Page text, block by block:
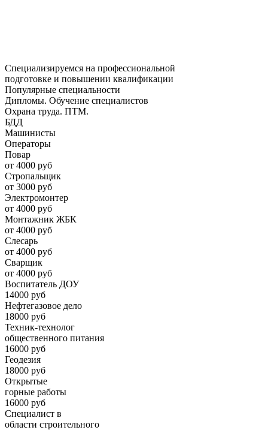
Специализируемся на профессиональной
подготовке и повышении квалификации
Популярные специальности
Дипломы. Обучение специалистов
Охрана труда. ПТМ.
БДД
Машинисты
Операторы
Повар
от 4000 руб
Стропальщик
от 3000 руб
Электромонтер
от 4000 руб
Монтажник ЖБК
от 4000 руб
Слесарь
от 4000 руб
Сварщик
от 4000 руб
Воспитатель ДОУ
14000 руб
Нефтегазовое дело
18000 руб
Техник-технолог
общественного питания
16000 руб
Геодезия
18000 руб
Открытые
горные работы
16000 руб
Специалист в
области строительного